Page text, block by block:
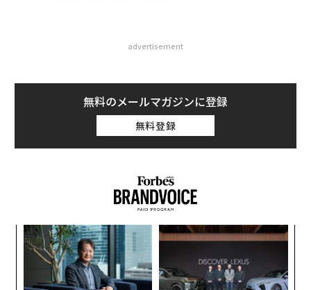
advertisement
無料のメールマガジンに登録
無料登録